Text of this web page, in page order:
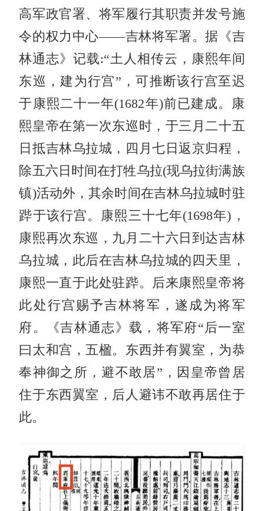
高军政官署、将军履行其职责并发号施
令的权力中心——吉林将军署。据《吉
林通志》记载:“土人相传云，康熙年间
东巡，建为行宫”，可推断该行宫至迟
于康熙二十一年(1682年)前已建成。康
熙皇帝在第一次东巡时，于三月二十五
日抵吉林乌拉城，四月七日返京归程，
除五六日时间在打牲乌拉(现乌拉街满族
镇)活动外，其余时间在吉林乌拉城时驻
跸于该行宫。康熙三十七年(1698年)，
康熙再次东巡，九月二十六日到达吉林
乌拉城，此后在吉林乌拉城的四天里，
康熙一直于此处驻跸。后来康熙皇帝将
此处行宫赐予吉林将军，遂成为将军
府。《吉林通志》载，将军府“后一室
曰太和宫，五楹。东西并有翼室，为恭
奉神御之所，避不敢居”，因皇帝曾居
住于东西翼室，后人避讳不敢再居住于
此。